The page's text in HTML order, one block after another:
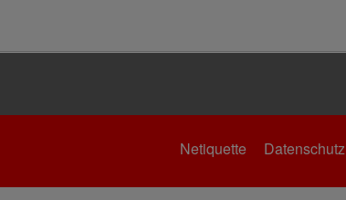
Netiquette Datenschutz